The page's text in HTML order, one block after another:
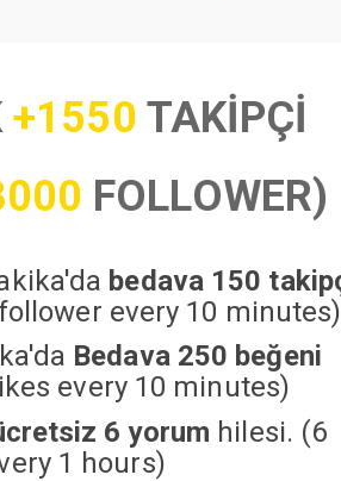
+1550 TAKİPÇİ
FOLLOWER)
bedava 150
every 10 minutes)
Bedava 250 beğeni
every 10 minutes)
6 yorum hilesi. (6
1 hours)